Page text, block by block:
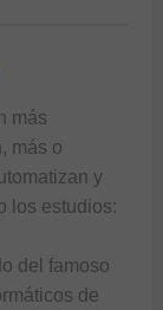
más
más o
y
los estudios:
del famoso
de